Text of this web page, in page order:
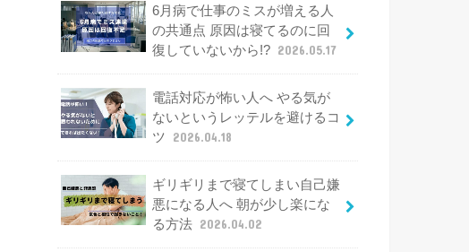
6月病で仕事のミスが増える人
の共通点 原因は寝てるのに回
復していないから!? 2026.05.17
電話対応が怖い人へ やる気が
ないというレッテルを避けるコ
ツ
2026.04.18
ギリギリまで寝てしまい自己嫌
悪になる人へ 朝が少し楽にな
る方法 2026.04.02